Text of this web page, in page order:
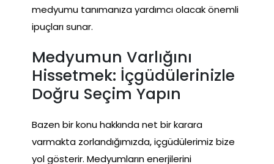
medyumu tanımanıza yardımcı olacak önemli
ipuçları sunar.
Medyumun Varlığını
Hissetmek: İçgüdülerinizle
Doğru Seçim Yapın
Bazen bir konu hakkında net bir karara
varmakta zorlandığımızda, içgüdülerimiz bize
yol gösterir. Medyumların enerjilerini